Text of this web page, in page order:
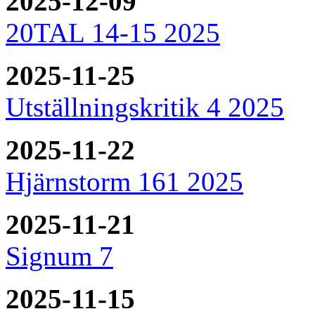
20TAL 14-15 2025
2025-11-25
Utställningskritik 4 2025
2025-11-22
Hjärnstorm 161 2025
2025-11-21
Signum 7
2025-11-15